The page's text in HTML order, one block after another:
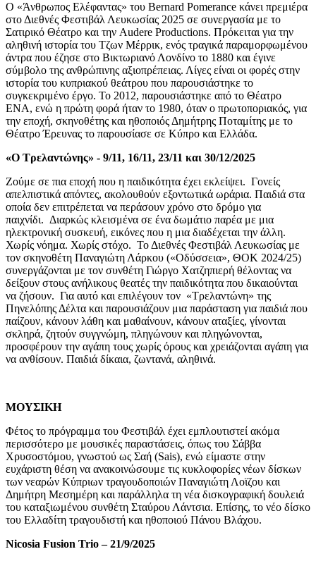
Ο «Άνθρωπος Ελέφαντας» του Bernard Pomerance κάνει πρεμιέρα
στο Διεθνές Φεστιβάλ Λευκωσίας 2025 σε συνεργασία με το
Σατιρικό Θέατρο και την Audere Productions. Πρόκειται για την
αληθινή ιστορία του Τζων Μέρρικ, ενός τραγικά παραμορφωμένου
άντρα που έζησε στο Βικτωριανό Λονδίνο το 1880 και έγινε
σύμβολο της ανθρώπινης αξιοπρέπειας. Λίγες είναι οι φορές στην
ιστορία του κυπριακού θεάτρου που παρουσιάστηκε το
συγκεκριμένο έργο. Το 2012, παρουσιάστηκε από το Θέατρο
ΕΝΑ, ενώ η πρώτη φορά ήταν το 1980, όταν ο πρωτοποριακός, για
την εποχή, σκηνοθέτης και ηθοποιός Δημήτρης Ποταμίτης με το
Θέατρο Έρευνας το παρουσίασε σε Κύπρο και Ελλάδα.
«Ο Τρελαντώνης» - 9/11, 16/11, 23/11 και 30/12/2025
Ζούμε σε πια εποχή που η παιδικότητα έχει εκλείψει. Γονείς
απελπιστικά απόντες, ακολουθούν εξοντωτικά ωράρια. Παιδιά στα
οποία δεν επιτρέπεται να περάσουν χρόνο στο δρόμο για
παιχνίδι. Διαρκώς κλεισμένα σε ένα δωμάτιο παρέα με μια
ηλεκτρονική συσκευή, εικόνες που η μια διαδέχεται την άλλη.
Χωρίς νόημα. Χωρίς στόχο. Το Διεθνές Φεστιβάλ Λευκωσίας με
τον σκηνοθέτη Παναγιώτη Λάρκου («Οδύσσεια», ΘΟΚ 2024/25)
συνεργάζονται με τον συνθέτη Γιώργο Χατζηπιερή θέλοντας να
δείξουν στους ανήλικους θεατές την παιδικότητα που δικαιούνται
να ζήσουν. Για αυτό και επιλέγουν τον «Τρελαντώνη» της
Πηνελόπης Δέλτα και παρουσιάζουν μια παράσταση για παιδιά που
παίζουν, κάνουν λάθη και μαθαίνουν, κάνουν αταξίες, γίνονται
σκληρά, ζητούν συγγνώμη, πληγώνουν και πληγώνονται,
προσφέρουν την αγάπη τους χωρίς όρους και χρειάζονται αγάπη για
να ανθίσουν. Παιδιά δίκαια, ζωντανά, αληθινά.
ΜΟΥΣΙΚΗ
Φέτος το πρόγραμμα του Φεστιβάλ έχει εμπλουτιστεί ακόμα
περισσότερο με μουσικές παραστάσεις, όπως του Σάββα
Χρυσοστόμου, γνωστού ως Σαή (Sais), ενώ είμαστε στην
ευχάριστη θέση να ανακοινώσουμε τις κυκλοφορίες νέων δίσκων
των νεαρών Κύπριων τραγουδοποιών Παναγιώτη Λοϊζου και
Δημήτρη Μεσημέρη και παράλληλα τη νέα δισκογραφική δουλειά
του καταξιωμένου συνθέτη Σταύρου Λάντσια. Επίσης, το νέο δίσκο
του Ελλαδίτη τραγουδιστή και ηθοποιού Πάνου Βλάχου.
Nicosia Fusion Trio–21/9/2025